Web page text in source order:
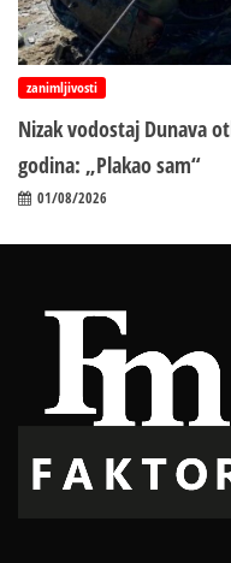
zanimljivosti
Nizak vodostaj Dunava
godina: „Plakao sam“
01/08/2026